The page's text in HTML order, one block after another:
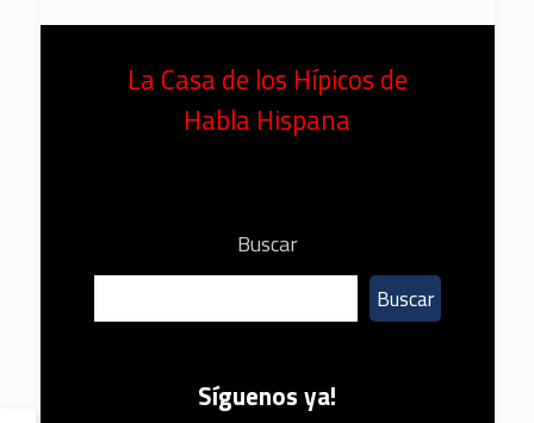
La Casa de los Hípicos de
Habla Hispana
Buscar
Buscar
Síguenos ya!